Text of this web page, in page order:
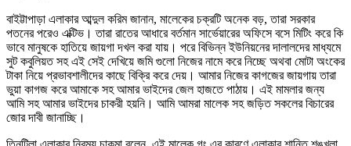
বাইট্টাপাড়া এলাকার আব্দুল করিম জানান, মালেকের চক্রটি অনেক বড়, তারা সরকার
পতনের পরেও এক্টিভ। তারা রাতের আধারে বর্তমান সার্ভেয়ারের অফিসে বসে মিটিং করে কি
ভাবে মানুষকে হাতিয়ে জায়গা দখল করা যায়। পরে বিভিন্ন ইউনিয়নের দালালদের মাধ্যমে
সুট কবুলিয়ত সহ এই সেই দেখিয়ে জমি গুলো নিজের নামে করে নিচ্ছে অথবা মোটা অংকের
টাকা নিয়ে প্রভাবশালীদের কাছে বিক্রি করে দেয়। আমার নিজের কাগজের জায়গায় তারা
ভুয়া কাগজ করে আমাকে সহ আমার ভাইদের জেল হাজতে পাঠায়। এই মামলার জন্য
আমি সহ আমার ভাইদের চাকরী হয়নি। আমি আমরা মালেক সহ জড়িত সকলের বিচারের
জোর দাবী জানাচ্ছি।